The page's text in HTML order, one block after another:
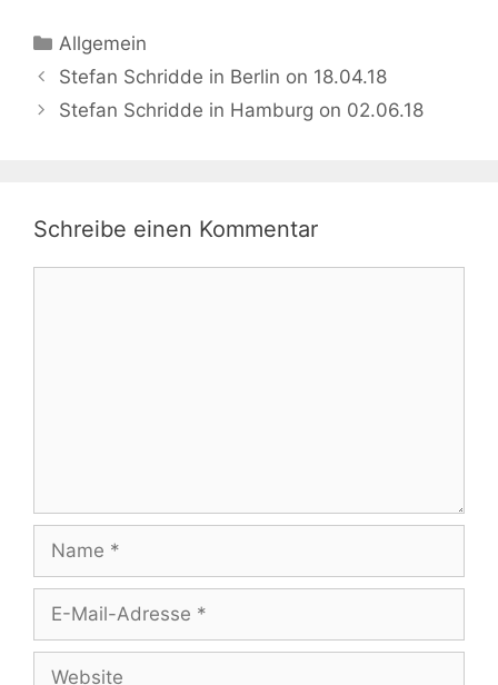
Kategorien
Allgemein
Stefan Schridde in Berlin on 18.04.18
Stefan Schridde in Hamburg on 02.06.18
Schreibe einen Kommentar
Mail-
Adresse